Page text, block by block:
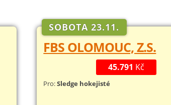
SOBOTA 23.11.
FBS OLOMOUC, Z.S.
45.791 Kč
Pro:Sledge hokejisté